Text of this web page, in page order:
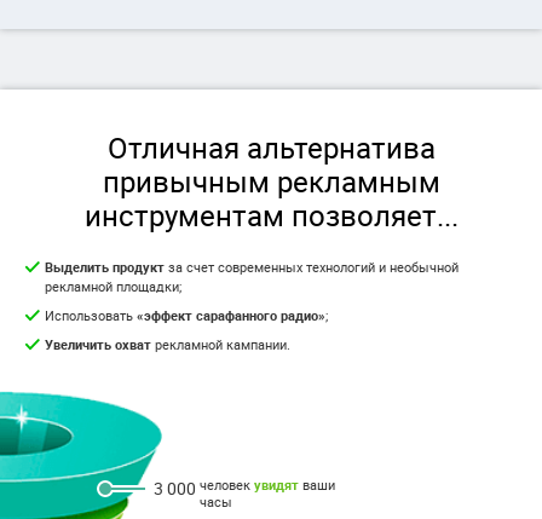
Отличная альтернатива
привычным рекламным
инструментам позволяет...
Выделить продукт за счет современных технологий и необычной
рекламной площадки;
Использовать «эффект сарафанного радио»;
Увеличить охват рекламной кампании.
3 000 человек увидят ваши
часы